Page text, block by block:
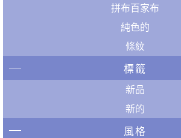
拼布百家布
純色的
條紋
標籤
新品
新的
風格